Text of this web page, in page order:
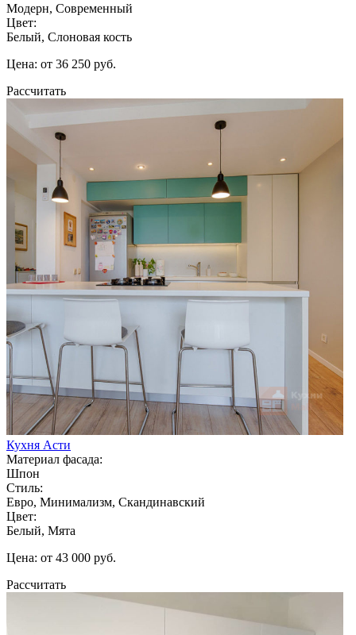
Модерн, Современный
Цвет:
Белый, Слоновая кость
Цена: от 36 250 руб.
Рассчитать
Кухня Асти
Материал фасада:
Шпон
Стиль:
Евро, Минимализм, Скандинавский
Цвет:
Белый, Мята
Цена: от 43 000 руб.
Рассчитать